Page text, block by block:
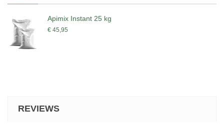
Apimix Instant 25 kg
€ 45,95
REVIEWS